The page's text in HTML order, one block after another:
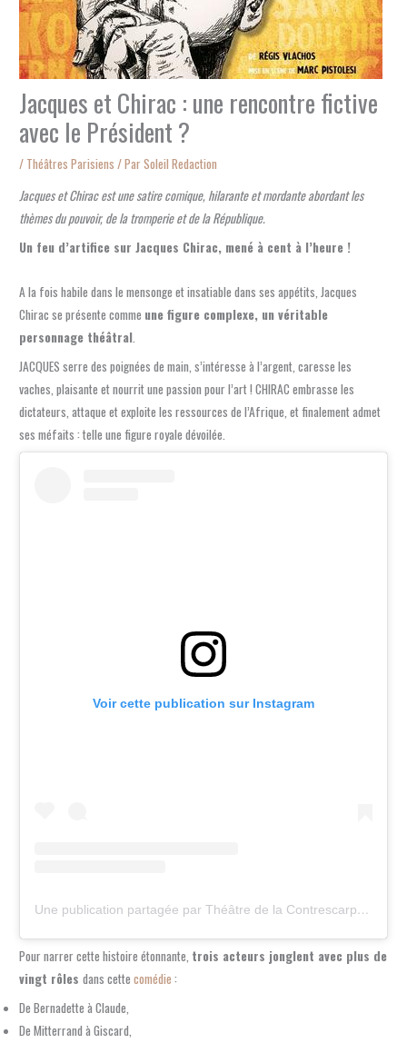
Jacques et Chirac : une rencontre fictive
avec le Président ?
/ Théâtres Parisiens / ParSoleil Redaction
Jacques et Chirac est une satire comique, hilarante et mordante abordant les
thèmes du pouvoir, de la tromperie et de la République.
Un feu d’artifice sur Jacques Chirac, mené à cent à l’heure !
A la fois habile dans le mensonge et insatiable dans ses appétits, Jacques
Chirac se présente comme une figure complexe, un véritable
personnage théâtral.
JACQUES serre des poignées de main, s’intéresse à l’argent, caresse les
vaches, plaisante et nourrit une passion pour l’art ! CHIRAC embrasse les
dictateurs, attaque et exploite les ressources de l’Afrique, et finalement admet
ses méfaits : telle une figure royale dévoilée.
Voir cette publication sur Instagram
Une publication partagée par Théâtre de la Contrescarpe (@theatredelacontrescarpe)
Pour narrer cette histoire étonnante, trois acteurs jonglent avec plus de
vingt rôlesdans cettecomédie :
De Bernadette à Claude,
De Mitterrand à Giscard,